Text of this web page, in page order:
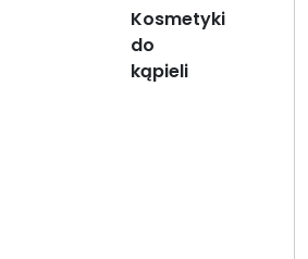
Kosmetyki
do
kąpieli